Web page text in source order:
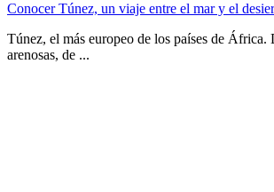
Conocer Túnez, un viaje entre el mar y el
Túnez, el más europeo de los países de África.
arenosas, de ...